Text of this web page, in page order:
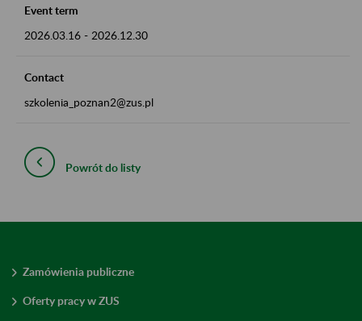
Event term
2026.03.16 - 2026.12.30
Contact
szkolenia_poznan2@zus.pl
Powrót do listy
Zamówienia publiczne
Oferty pracy w ZUS